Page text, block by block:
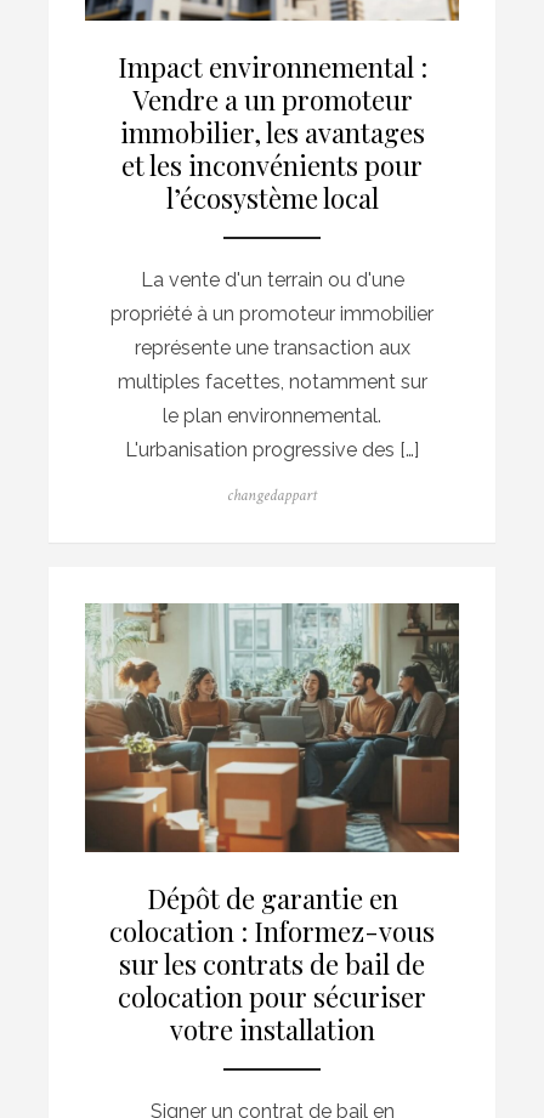
Impact environnemental :
Vendre a un promoteur
immobilier, les avantages
et les inconvénients pour
l’écosystème local
La vente d'un terrain ou d'une
propriété à un promoteur immobilier
représente une transaction aux
multiples facettes, notamment sur
le plan environnemental.
L'urbanisation progressive des […]
Posted
Author
changedappart
Dépôt de garantie en
colocation : Informez-vous
sur les contrats de bail de
colocation pour sécuriser
votre installation
Signer un contrat de bail en